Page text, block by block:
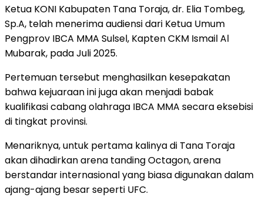
Ketua KONI Kabupaten Tana Toraja, dr. Elia Tombeg,
Sp.A, telah menerima audiensi dari Ketua Umum
Pengprov IBCA MMA Sulsel, Kapten CKM Ismail Al
Mubarak, pada Juli 2025.
Pertemuan tersebut menghasilkan kesepakatan
bahwa kejuaraan ini juga akan menjadi babak
kualifikasi cabang olahraga IBCA MMA secara eksebisi
di tingkat provinsi.
Menariknya, untuk pertama kalinya di Tana Toraja
akan dihadirkan arena tanding Octagon, arena
berstandar internasional yang biasa digunakan dalam
ajang-ajang besar seperti UFC.